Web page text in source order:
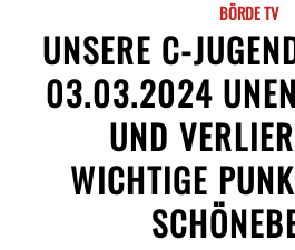
BÖRDE TV
UNSERE C-
03.03.2024
UND
WICHTIGE